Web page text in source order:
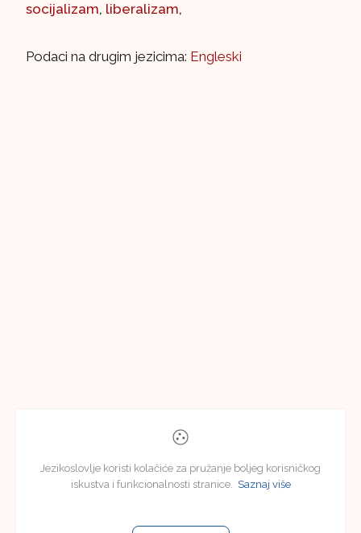
socijalizam, liberalizam,
Podaci na drugim jezicima: Engleski
Jezikoslovlje koristi kolačiće za pružanje boljeg korisničkog
iskustva i funkcionalnosti stranice. Saznaj više